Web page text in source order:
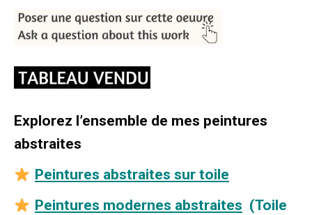
Explorez l’ensemble de mes peintures
abstraites
Peintures abstraites sur toile
Peintures modernes abstraites (Toile